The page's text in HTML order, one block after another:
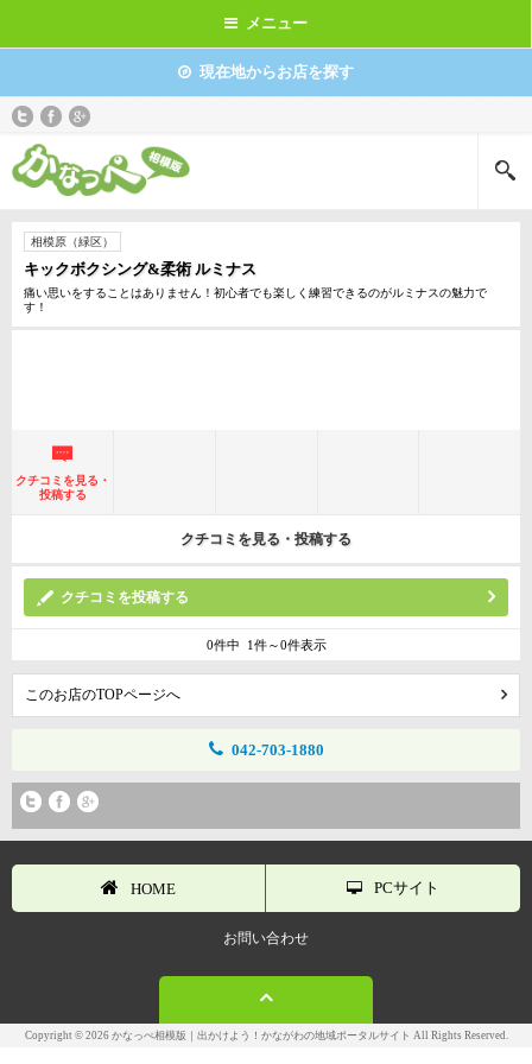
メニュー
現在地からお店を探す
相模原（緑区）
キックボクシング&柔術 ルミナス
痛い思いをすることはありません！初心者でも楽しく練習できるのがルミナスの魅力で
す！
クチコミを見る・
投稿する
クチコミを見る・投稿する
クチコミを投稿する
0件中 1件～0件表示
このお店のTOPページへ
042-703-1880
HOME PCサイト
お問い合わせ
Copyright © 2026 かなっぺ相模版｜出かけよう！かながわの地域ポータルサイト All Rights Reserved.